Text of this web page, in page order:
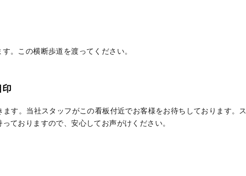
。この横断歩道を渡ってください。
印
す。当社スタッフがこの看板付近でお客様をお待ちしております。ス
ておりますので、安心してお声がけください。